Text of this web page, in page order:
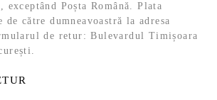
Poșta Română. Plata
către dumneavoastră la adresa
de retur: Bulevardul Timișoara